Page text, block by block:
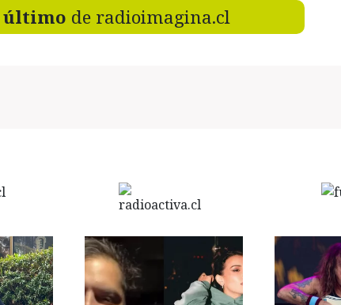
último de radioimagina.cl